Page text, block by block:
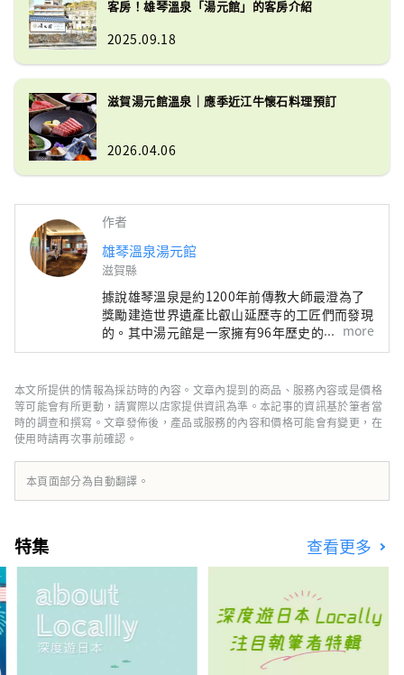
客房！雄琴溫泉「湯元館」的客房介紹
2025.09.18
滋賀湯元館溫泉｜應季近江牛懷石料理預訂
2026.04.06
作者
雄琴溫泉湯元館
滋賀縣
據說雄琴溫泉是約1200年前傳教大師最澄為了
獎勵建造世界遺產比叡山延歷寺的工匠們而發現
的。其中湯元館是一家擁有96年歷史的老字號
旅館。其受歡迎的秘訣在於其四種不同的溫泉，
讓人感覺置身於森林溫泉的溫泉，以及其京都風
格的懷石料理，其中精心使用包括日本三大和牛
品牌之一的“認證近江牛肉”在內的時令食材。
雖然距離京都僅 20 分鐘的火車車程，但旅館被
琵琶湖和平良山脈所環繞，讓您可以感受到大自
然的溫暖和日本文化。
more
本文所提供的情報為採訪時的內容。文章內提到的商品、服務內容或是價格
等可能會有所更動，請實際以店家提供資訊為準。本記事的資訊基於筆者當
時的調查和撰寫。文章發佈後，產品或服務的內容和價格可能會有變更，在
使用時請再次事前確認。
本頁面部分為自動翻譯。
特集 查看更多